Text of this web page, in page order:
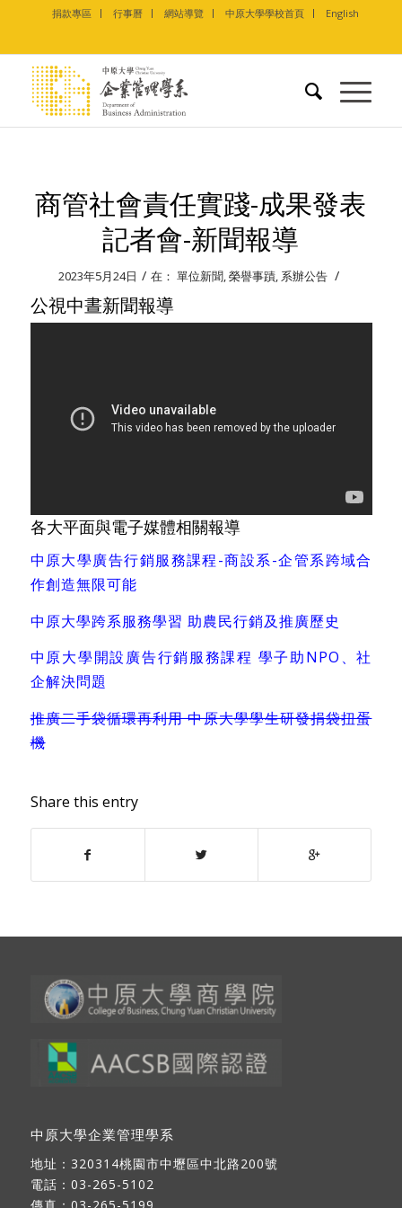
捐款專區 行事曆 網站導覽 中原大學學校首頁 English
商管社會責任實踐-成果發表
記者會-新聞報導
2023年5月24日 / 在： 單位新聞,榮譽事蹟, 系辦公告 /
公視中晝新聞報導
各大平面與電子媒體相關報導
中原大學廣告行銷服務課程-商設系-企管系跨域合
作創造無限可能
中原大學跨系服務學習 助農民行銷及推廣歷史
中原大學開設廣告行銷服務課程 學子助NPO、社
企解決問題
推廣二手袋循環再利用 中原大學學生研發捐袋扭蛋
機
Share this entry
中原大學企業管理學系
地址： 320314桃園市中壢區中北路200號
電話：03-265-5102
傳真：03-265-5199